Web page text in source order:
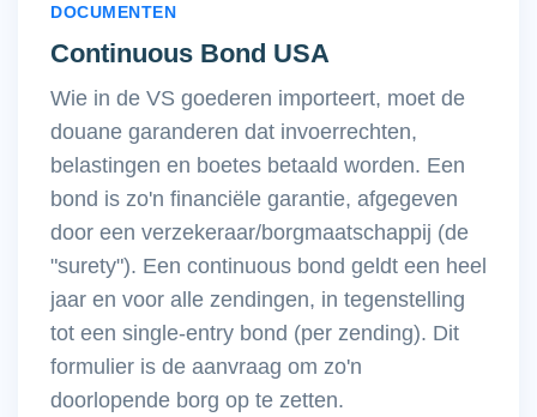
DOCUMENTEN
Continuous Bond USA
Wie in de VS goederen importeert, moet de
douane garanderen dat invoerrechten,
belastingen en boetes betaald worden. Een
bond is zo'n financiële garantie, afgegeven
door een verzekeraar/borgmaatschappij (de
"surety"). Een continuous bond geldt een heel
jaar en voor alle zendingen, in tegenstelling
tot een single-entry bond (per zending). Dit
formulier is de aanvraag om zo'n
doorlopende borg op te zetten.